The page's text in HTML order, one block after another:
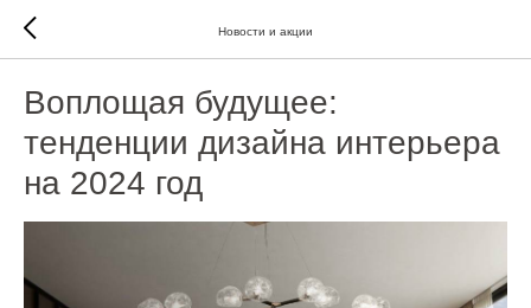
Новости и акции
Воплощая будущее:
тенденции дизайна интерьера
на 2024 год